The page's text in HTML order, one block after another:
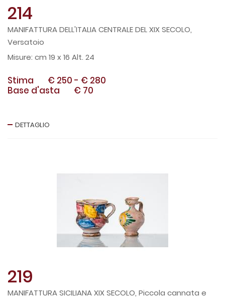
214
MANIFATTURA DELL'ITALIA CENTRALE DEL XIX SECOLO,
Versatoio
cm 19 x 16 Alt. 24
Stima € 250 - € 280
Base d'asta
€ 70
DETTAGLIO
219
MANIFATTURA SICILIANA XIX SECOLO, Piccola cannata e